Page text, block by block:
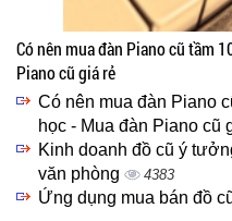
Có nên mua đàn Piano cũ tầm
Piano cũ giá rẻ
Có nên mua đàn Piano
học - Mua đàn Piano cũ
Kinh doanh đồ cũ ý
văn phòng
4383
Ứng dụng mua bán đồ